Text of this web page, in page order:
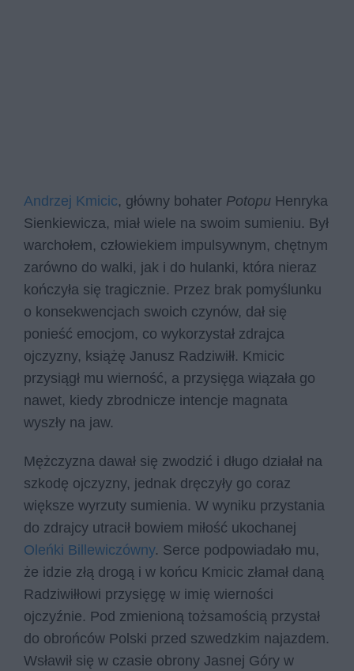
Andrzej Kmicic, główny bohater Potopu Henryka
Sienkiewicza, miał wiele na swoim sumieniu. Był
warchołem, człowiekiem impulsywnym, chętnym
zarówno do walki, jak i do hulanki, która nieraz
kończyła się tragicznie. Przez brak pomyślunku
o konsekwencjach swoich czynów, dał się
ponieść emocjom, co wykorzystał zdrajca
ojczyzny, książę Janusz Radziwiłł. Kmicic
przysiągł mu wierność, a przysięga wiązała go
nawet, kiedy zbrodnicze intencje magnata
wyszły na jaw.
Mężczyzna dawał się zwodzić i długo działał na
szkodę ojczyzny, jednak dręczyły go coraz
większe wyrzuty sumienia. W wyniku przystania
do zdrajcy utracił bowiem miłość ukochanej
Oleńki Billewiczówny. Serce podpowiadało mu,
że idzie złą drogą i w końcu Kmicic złamał daną
Radziwiłłowi przysięgę w imię wierności
ojczyźnie. Pod zmienioną tożsamością przystał
do obrońców Polski przed szwedzkim najazdem.
Wsławił się w czasie obrony Jasnej Góry w